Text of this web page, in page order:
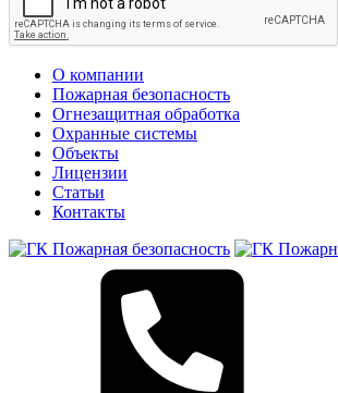
О компании
Пожарная безопасность
Огнезащитная обработка
Охранные системы
Объекты
Лицензии
Статьи
Контакты